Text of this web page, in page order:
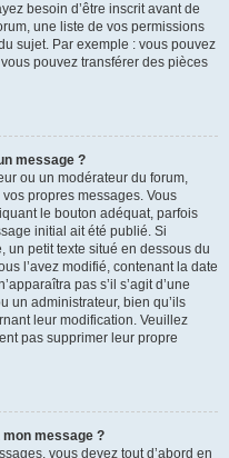
besoin d’être inscrit avant de
une liste de vos permissions
sujet. Par exemple : vous pouvez
pouvez transférer des pièces
message ?
ou un modérateur du forum,
propres messages. Vous
le bouton adéquat, parfois
initial ait été publié. Si
un petit texte situé en dessous du
l’avez modifié, contenant la date
pas s’il s’agit d’une
un administrateur, bien qu’ils
leur modification. Veuillez
pas supprimer leur propre
message ?
vous devez tout d’abord en